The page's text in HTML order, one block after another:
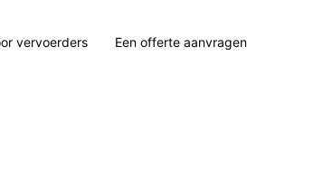
vervoerders Een offerte aanvragen